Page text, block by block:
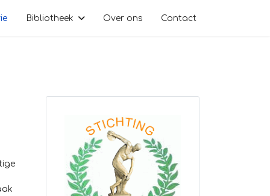
Bibliotheek Over ons Contact